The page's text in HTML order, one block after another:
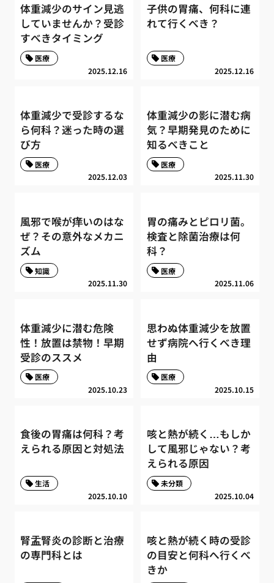
体重減少のサイン見逃
していませんか？受診
すべきタイミング
2025.12.16
医療
子供の胃痛、何科に連
れて行くべき？
2025.12.16
医療
体重減少で受診するな
ら何科？迷った時の選
び方
2025.12.03
医療
体重減少の影に潜む病
気？早期発見のために
知るべきこと
2025.11.30
医療
風邪で喉が痒いのはな
ぜ？その意外なメカニ
ズム
2025.11.30
知識
胃の痛みとピロリ菌。
検査と除菌治療は何
科？
2025.11.06
医療
体重減少に潜む危険
性！放置は禁物！早期
受診のススメ
2025.10.23
医療
思わぬ体重減少を放置
せず病院へ行くべき理
由
2025.10.15
医療
食後の胃痛は何科？考
えられる原因と対処法
2025.10.10
生活
咳と熱が続く…もしか
して風邪じゃない？考
えられる原因
2025.10.04
未分類
腎盂腎炎の診断と治療
の専門科とは
咳と熱が続く時の受診
の目安と何科へ行くべ
きか